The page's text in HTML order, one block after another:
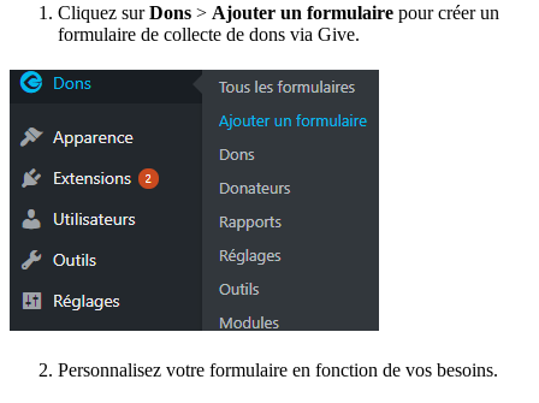
Cliquez surDons > Ajouter un formulaire pour créer un
formulaire de collecte de dons via Give.
Personnalisez votre formulaire en fonction de vos besoins.